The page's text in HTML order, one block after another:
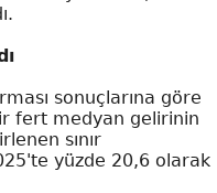
sonuçlarına göre
fert medyan gelirinin
sınır
yüzde 20,6 olarak